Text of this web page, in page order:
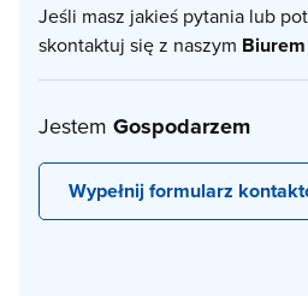
Jeśli masz jakieś pytania lub
skontaktuj się z naszym
Jestem Gospodarzem
Wypełnij formularz